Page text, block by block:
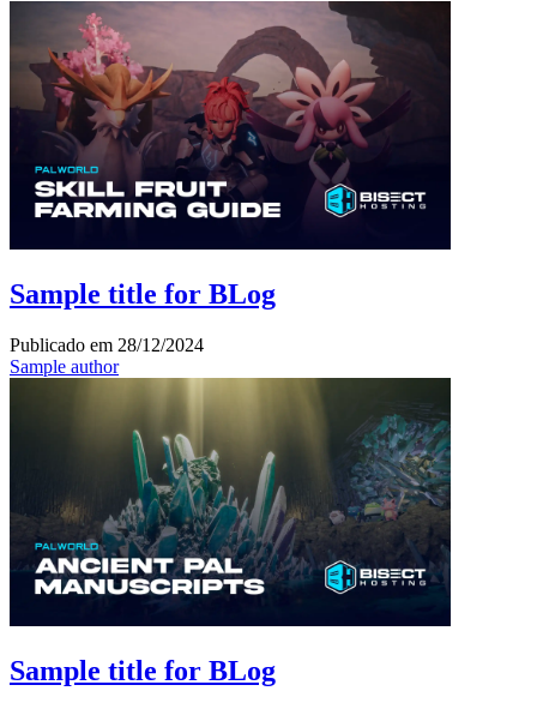
Sample title for BLog
Publicado em 28/12/2024
Sample author
Sample title for BLog